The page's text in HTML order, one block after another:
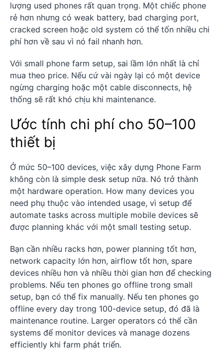
lượng used phones rất quan trọng. Một chiếc phone
rẻ hơn nhưng có weak battery, bad charging port,
cracked screen hoặc old system có thể tốn nhiều chi
phí hơn về sau vì nó fail nhanh hơn.
Với small phone farm setup, sai lầm lớn nhất là chỉ
mua theo price. Nếu cứ vài ngày lại có một device
ngừng charging hoặc một cable disconnects, hệ
thống sẽ rất khó chịu khi maintenance.
Ước tính chi phí cho 50–100
thiết bị
Ở mức 50–100 devices, việc xây dựng Phone Farm
không còn là simple desk setup nữa. Nó trở thành
một hardware operation. How many devices you
need phụ thuộc vào intended usage, vì setup để
automate tasks across multiple mobile devices sẽ
được planning khác với một small testing setup.
Bạn cần nhiều racks hơn, power planning tốt hơn,
network capacity lớn hơn, airflow tốt hơn, spare
devices nhiều hơn và nhiều thời gian hơn để checking
problems. Nếu ten phones go offline trong small
setup, bạn có thể fix manually. Nếu ten phones go
offline every day trong 100-device setup, đó đã là
maintenance routine. Larger operators có thể cần
systems để monitor devices và manage dozens
efficiently khi farm phát triển.